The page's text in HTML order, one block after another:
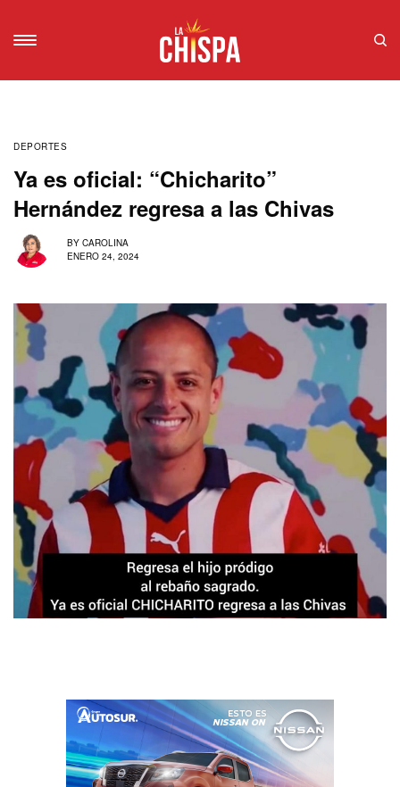
DEPORTES
Ya es oficial: “Chicharito”
Hernández regresa a las Chivas
BY CAROLINA
ENERO 24, 2024